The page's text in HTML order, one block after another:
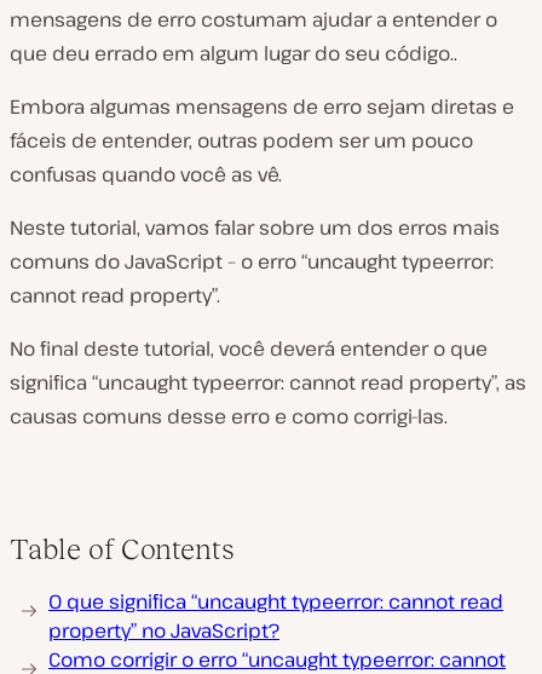
mensagens de erro costumam ajudar a entender o
que deu errado em algum lugar do seu código..
Embora algumas mensagens de erro sejam diretas e
fáceis de entender, outras podem ser um pouco
confusas quando você as vê.
Neste tutorial, vamos falar sobre um dos erros mais
comuns do JavaScript – o erro “uncaught typeerror:
cannot read property”.
No final deste tutorial, você deverá entender o que
significa “uncaught typeerror: cannot read property”, as
causas comuns desse erro e como corrigi-las.
Table of Contents
O que significa “uncaught typeerror: cannot read
property” no JavaScript?
Como corrigir o erro “uncaught typeerror: cannot